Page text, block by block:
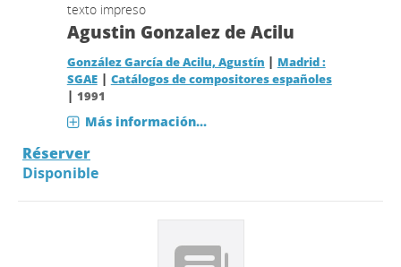
texto impreso
Agustin Gonzalez de Acilu
González García de Acilu, Agustín | Madrid :
SGAE| Catálogos de compositores españoles
| 1991
Más información...
Réserver
Disponible